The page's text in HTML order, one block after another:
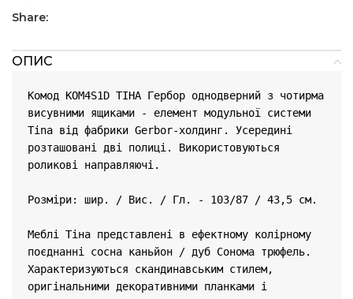
Share:
ОПИС
Комод KOM4S1D ТІНА Гербор однодверний з чотирма
висувними ящиками - елемент модульної системи
Tina від фабрики Gerbor-холдинг. Усередині
розташовані дві полиці. Використовуються
роликові направляючі.
Розміри: шир. / Вис. / Гл. - 103/87 / 43,5 см.
Меблі Тіна представлені ​​в ефектному колірному
поєднанні cосна каньйон / дуб Сонома трюфель.
Характеризуються скандинавським стилем,
оригінальними декоративними планками і